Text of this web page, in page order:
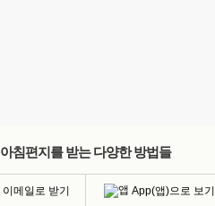
아침편지를 받는 다양한 방법들
이메일로 받기 App(앱)으로 보기